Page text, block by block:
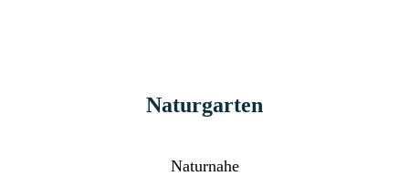
Naturgarten
Naturnahe